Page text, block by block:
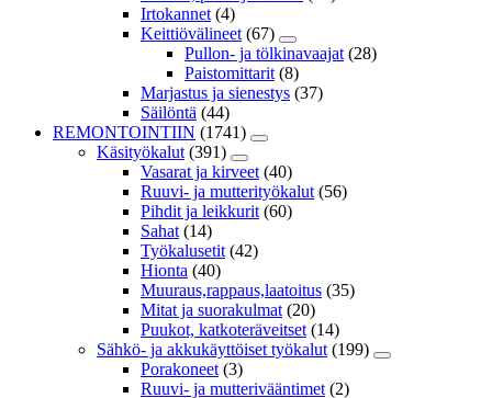
Irtokannet (4)
Keittiövälineet (67)
Pullon- ja tölkinavaajat (28)
Paistomittarit (8)
Marjastus ja sienestys (37)
Säilöntä (44)
REMONTOINTIIN (1741)
Käsityökalut (391)
Vasarat ja kirveet (40)
Ruuvi- ja mutterityökalut (56)
Pihdit ja leikkurit (60)
Sahat (14)
Työkalusetit (42)
Hionta (40)
Muuraus,rappaus,laatoitus (35)
Mitat ja suorakulmat (20)
Puukot, katkoteräveitset (14)
Sähkö- ja akkukäyttöiset työkalut (199)
Porakoneet (3)
Ruuvi- ja mutterivääntimet (2)